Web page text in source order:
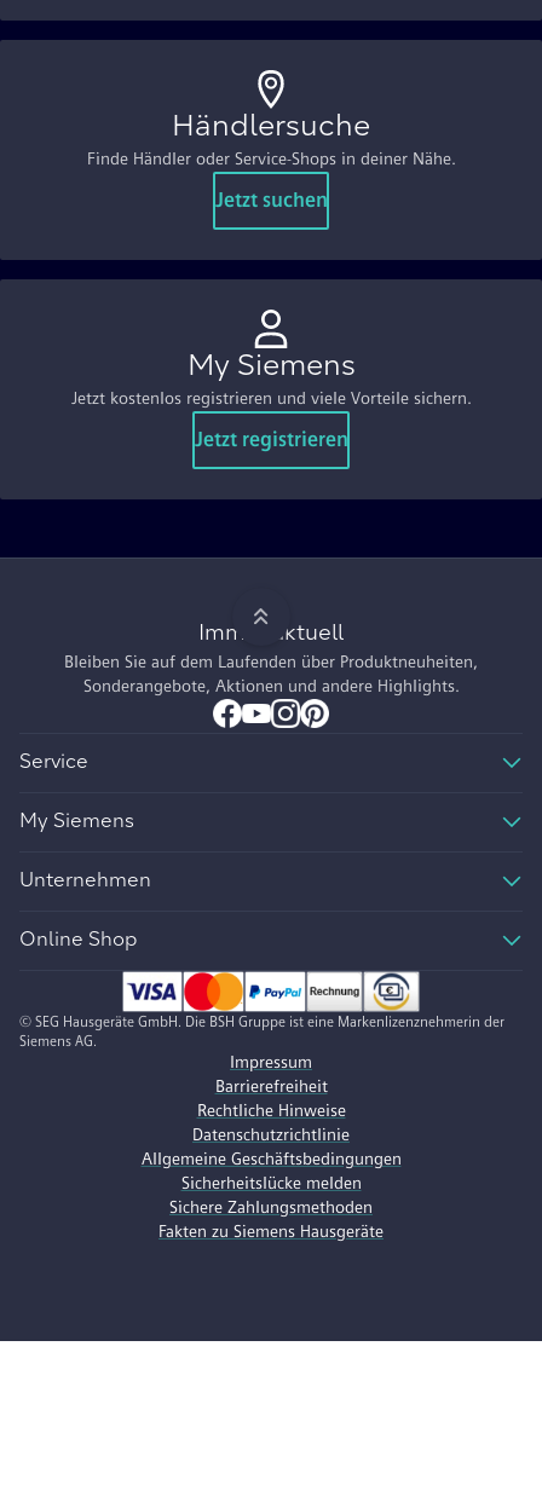
Händlersuche
Finde Händler oder Service-Shops in deiner Nähe.
Jetzt suchen
My Siemens
Jetzt kostenlos registrieren und viele Vorteile sichern.
Jetzt registrieren
Immer aktuell
Bleiben Sie auf dem Laufenden über Produktneuheiten,
Sonderangebote, Aktionen und andere Highlights.
Service
My Siemens
Unternehmen
Online Shop
© SEG Hausgeräte GmbH. Die BSH Gruppe ist eine Markenlizenznehmerin der
Siemens AG.
Impressum
Barrierefreiheit
Rechtliche Hinweise
Datenschutzrichtlinie
Allgemeine Geschäftsbedingungen
Sicherheitslücke melden
Sichere Zahlungsmethoden
Fakten zu Siemens Hausgeräte